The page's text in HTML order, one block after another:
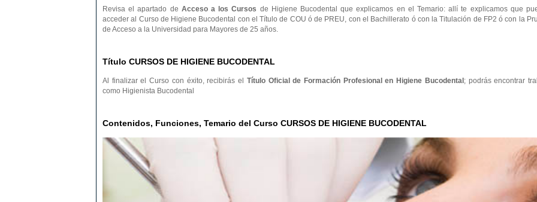
Revisa el apartado de Acceso a los Cursos de Higiene Bucodental que explicamos en el Temario: allí te explicamos que
acceder al Curso de Higiene Bucodental con el Título de COU ó de PREU, con el Bachillerato ó con la Titulación de FP2 ó con la
de Acceso a la Universidad para Mayores de 25 años.
Título CURSOS DE HIGIENE BUCODENTAL
Al finalizar el Curso con éxito, recibirás el Título Oficial de Formación Profesional en Higiene Bucodental ; podrás encontrar
como Higienista Bucodental
Contenidos, Funciones, Temario del Curso CURSOS DE HIGIENE BUCODENTAL